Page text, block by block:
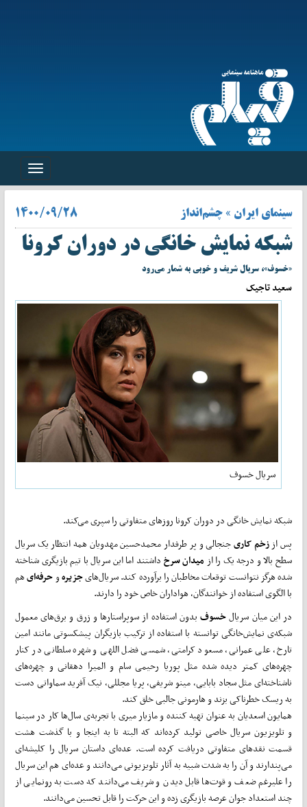
Toggle
سینمای ایران » چشم‌انداز ۱۴۰۰/۰۹/۲۸
شبکه نمایش خانگی در دوران کرونا
«خسوف»، سریال شریف و خوبی به شمار می‌رود
سعید تاجیک
سریال خسوف
شبکه نمایش خانگی در دوران کرونا روزهای متفاوتی را سپری می‌کند.
پس از زخم کاریجنجالی و پر طرفدار محمدحسین مهدویان همه انتظار یک سریال
سطح بالا و درجه یک را از میدان سرخداشتند اما این سریال با تیم بازیگری شناخته
شده هرگز نتوانست توقعات مخاطبان را برآورده کند. سریال‌هایجزیرهوحرفه‌ایهم
با الگوی استفاده از خوانندگان، هواداران خاص خود را دارند.
در این میان سریالخسوفبدون استفاده از سوپراستارها و زرق و برق‌های معمول
شبکه‌ی نمایش‌خانگی توانسته با استفاده از ترکیب بازیگران پیشکسوتی مانند امین
تارخ، علی عمرانی، مسعود کرامتی، شمسی فضل اللهی و شهره سلطانی در کنار
چهره‌های کمتر دیده شده مثل پوریا رحیمی سام و المیرا دهقانی و چهره‌های
ناشناخته‌ای مثل سجاد بابایی، مینو شریفی، پریا مجللی، نیک آفرید سماواتی دست
به ریسک خطرناکی بزند و هارمونی جالبی خلق کند.
همایون اسعدیان به عنوان تهیه کننده و مازیار میری با تجربه‌ی سال‌ها کار در سینما
و تلویزیون سریال خاصی تولید کرده‌اند که البته تا به اینجا و با گذشت هشت
قسمت نقدهای متفاوتی دریافت کرده است. عده‌ای داستان سریال را کلیشه‌ای
می‌پندارند و آن را به شدت شبیه به آثار تلویزیونی می‌دانند و عده‌ای هم این سریال
را علیرغم ضعف و قوت‌ها قابل دیدن و شریف می‌دانند که دست به رونمایی از
چند استعداد جوان عرصه بازیگری زده و این حرکت را قابل تحسین می‌دانند.